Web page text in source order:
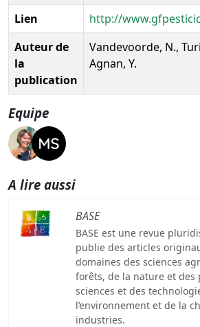
Lien
http://
Auteur de
la
publication
Vandevoorde, N.,
Agnan, Y.
Equipe
A lire aussi
BASE
BASE est une revue
publie des articles
domaines des sciences
forêts, de la nature et des
sciences et des
l’environnement et de la
industries.